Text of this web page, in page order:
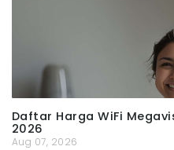
Daftar Harga WiFi
2026
Aug 07, 2026